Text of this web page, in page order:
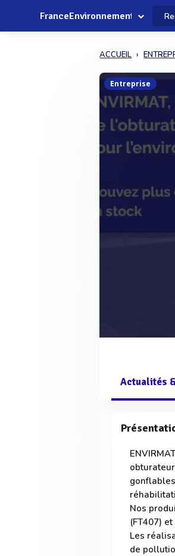
FranceEnvironnement
ACCUEIL
Entreprise
Actualités
Nos
(FT407)
Les
de